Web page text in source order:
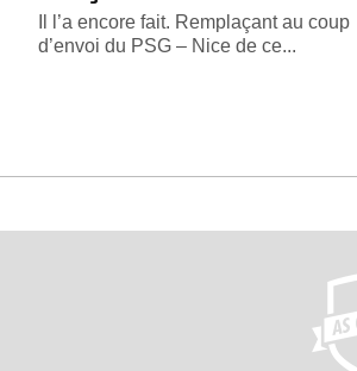
Il l’a encore fait. Remplaçant au coup
d’envoi du PSG – Nice de ce...